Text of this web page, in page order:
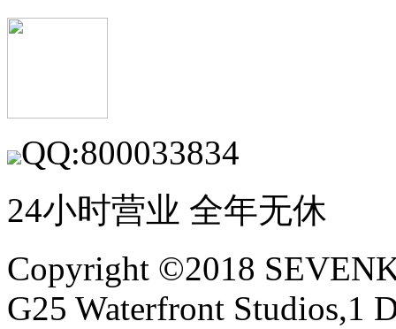
QQ:800033834
24小时营业 全年无休
Copyright ©2018
G25 Waterfront Studios,1